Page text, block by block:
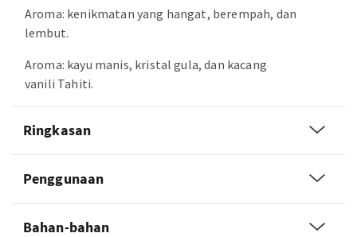
Aroma: kenikmatan yang hangat, berempah, dan
lembut.
Aroma: kayu manis, kristal gula, dan kacang
vanili Tahiti.
Ringkasan
Penggunaan
Bahan-bahan